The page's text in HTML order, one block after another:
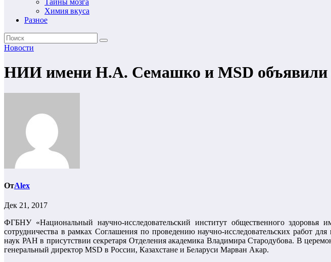
Тайны мозга
Химия вкуса
Разное
Новости
НИИ имени Н.А. Семашко и MSD объявили о
ОтAlex
Дек 21, 2017
ФГБНУ «Национальный научно-исследовательский институт общественного
сотрудничества в рамках Соглашения по проведению научно-исследовательских работ
наук РАН в присутствии секретаря Отделения академика Владимира Стародубова. В
генеральный директор MSD в России, Казахстане и Беларуси Марван Акар.